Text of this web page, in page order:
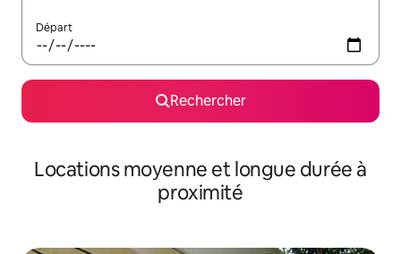
Départ
Rechercher
Locations moyenne et longue durée à
proximité